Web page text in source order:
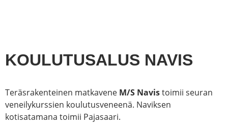
KOULUTUSALUS NAVIS
Teräsrakenteinen matkavene M/S Navistoimii seuran
veneilykurssien koulutusveneenä. Naviksen
kotisatamana toimii Pajasaari.